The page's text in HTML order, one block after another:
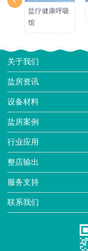
盐疗健康呼吸
馆
关于我们
盐房资讯
设备材料
盐房案例
行业应用
整店输出
服务支持
联系我们